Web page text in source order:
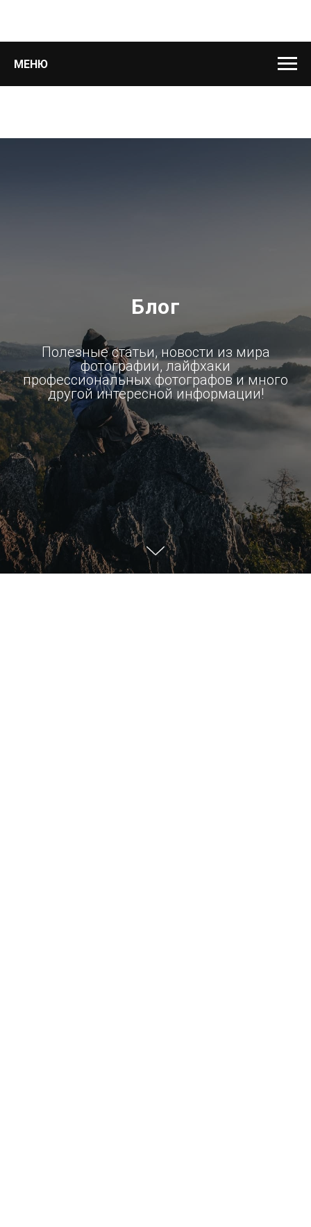
МЕНЮ
Блог
Полезные статьи, новости из мира
фотографии, лайфхаки
профессиональных фотографов и много
другой интересной информации!